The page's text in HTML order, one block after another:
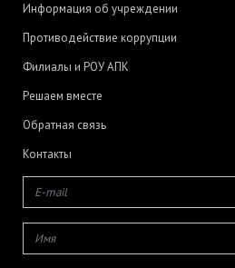
Информация об учреждении
Противодействие коррупции
Филиалы и РОУ АПК
Решаем вместе
Обратная связь
Контакты